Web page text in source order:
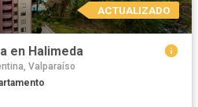
ACTUALIZADO
en Halimeda
Valparaíso